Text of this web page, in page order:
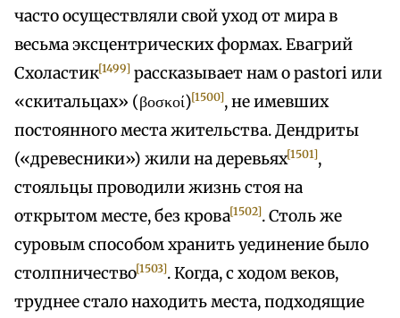
часто осуществляли свой уход от мира в
весьма эксцентрических формах. Евагрий
Схоластик[1499] рассказывает нам о pastori или
«скитальцах» (βοσκοί)[1500], не имевших
постоянного места жительства. Дендриты
(«древесники») жили на деревьях[1501],
стояльцы проводили жизнь стоя на
открытом месте, без крова[1502]. Столь же
суровым способом хранить уединение было
столпничество[1503]. Когда, с ходом веков,
труднее стало находить места, подходящие